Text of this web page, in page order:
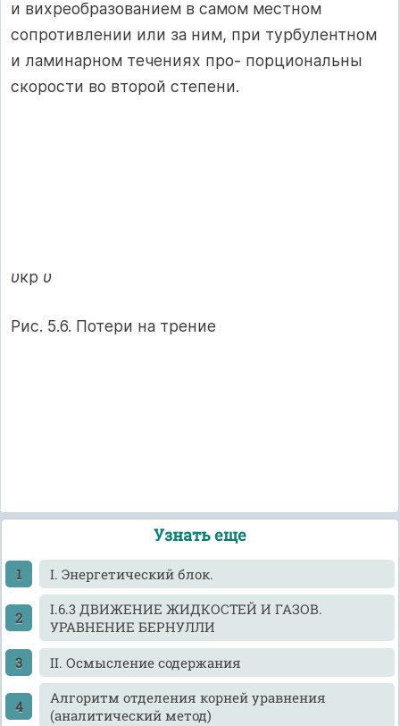
и вихреобразованием в самом местном
сопротивлении или за ним, при турбулентном
и ламинарном течениях про- порциональны
скорости во второй степени.
υкр υ
Рис. 5.6. Потери на трение
Узнать еще
I. Энергетический блок.
I.6.3 ДВИЖЕНИЕ ЖИДКОСТЕЙ И ГАЗОВ.
УРАВНЕНИЕ БЕРНУЛЛИ
II. Осмысление содержания
Алгоритм отделения корней уравнения
(аналитический метод)